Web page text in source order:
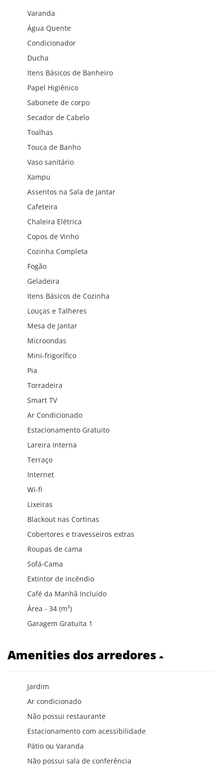
Varanda
Água Quente
Condicionador
Ducha
Itens Básicos de Banheiro
Papel Higiênico
Sabonete de corpo
Secador de Cabelo
Toalhas
Touca de Banho
Vaso sanitário
Xampu
Assentos na Sala de Jantar
Cafeteira
Chaleira Elétrica
Copos de Vinho
Cozinha Completa
Fogão
Geladeira
Itens Básicos de Cozinha
Louças e Talheres
Mesa de Jantar
Microondas
Mini-frigorífico
Pia
Torradeira
Smart TV
Ar Condicionado
Estacionamento Gratuito
Lareira Interna
Terraço
Internet
Wi-fi
Lixeiras
Blackout nas Cortinas
Cobertores e travesseiros extras
Roupas de cama
Sofá-Cama
Extintor de incêndio
Café da Manhã Incluído
Área - 34 (m²)
Garagem Gratuita 1
Amenities dos arredores
Jardim
Ar condicionado
Não possui restaurante
Estacionamento com acessibilidade
Pátio ou Varanda
Não possui sala de conferência